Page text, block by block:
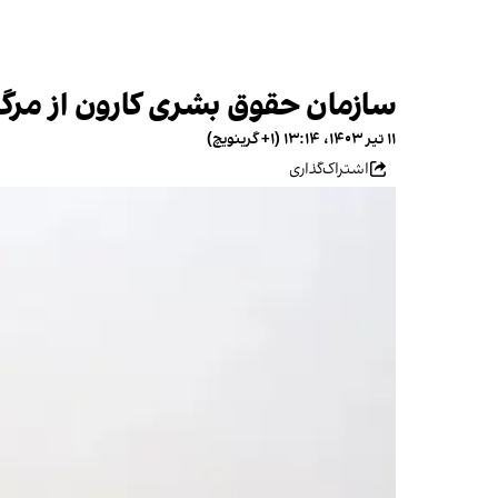
سازمان حقوق بشری کارون از مرگ ۴ زندانی در زندان شیبان اهواز به دلایل نامشخص
۱۱ تیر ۱۴۰۳، ۱۳:۱۴ (‎+۱ گرینویچ)
اشتراک‌گذاری